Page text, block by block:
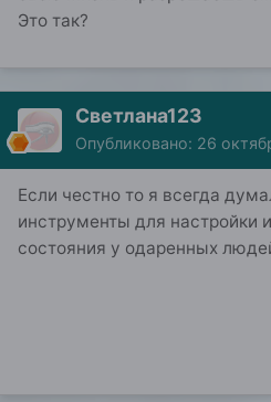
Это так?
Светлана123
Опубликовано: 26
Если честно то я всегда
инструменты для настройки
состояния у одаренных